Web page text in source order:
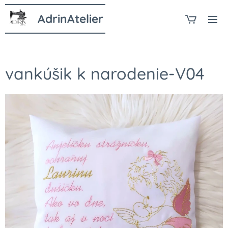
AdrinAtelier
vankúšik k narodenie-V04